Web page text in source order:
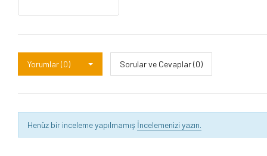
Yorumlar (0) Sorular ve Cevaplar (0)
Henüz bir inceleme yapılmamış İncelemenizi yazın.